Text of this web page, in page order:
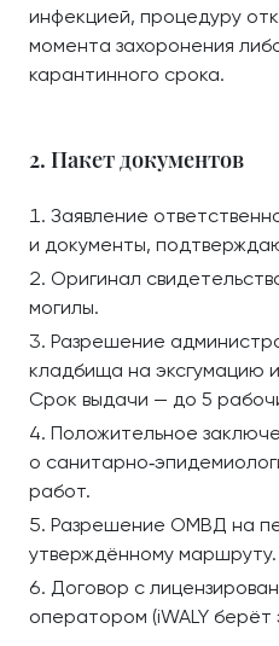
инфекцией, процедуру
момента захоронения
карантинного срока.
2. Пакет документов
Заявление
и документы,
Оригинал
могилы.
Разрешение
кладбища на эксгумацию
Срок выдачи — до 5
Положительное
о
работ.
Разрешение ОМВД на
утверждённому маршруту.
Договор с
оператором (iWALY берёт